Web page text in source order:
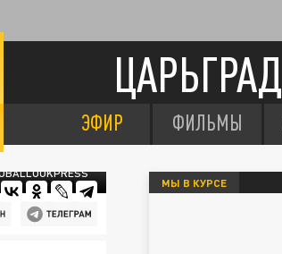
ЦАРЬГРАД
ЭФИР ФИЛЬМЫ
МЫ В КУРСЕ